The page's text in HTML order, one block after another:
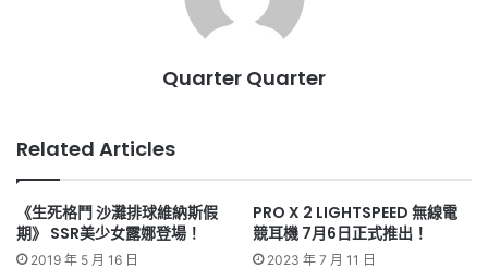
Quarter Quarter
Related Articles
《生死格鬥 沙灘排球維納斯假
期》 SSR美少女露娜登場！
2019 年 5 月 16 日
PRO X 2 LIGHTSPEED 無線電
競耳機 7月6日正式推出！
2023 年 7 月 11 日